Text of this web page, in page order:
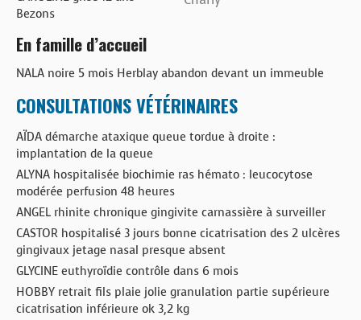
Bezons
En famille d’accueil
NALA noire 5 mois Herblay abandon devant un immeuble
CONSULTATIONS VÉTÉRINAIRES
AÏDA démarche ataxique queue tordue à droite :
implantation de la queue
ALYNA hospitalisée biochimie ras hémato : leucocytose
modérée perfusion 48 heures
ANGEL rhinite chronique gingivite carnassière à surveiller
CASTOR hospitalisé 3 jours bonne cicatrisation des 2 ulcères
gingivaux jetage nasal presque absent
GLYCINE euthyroïdie contrôle dans 6 mois
HOBBY retrait fils plaie jolie granulation partie supérieure
cicatrisation inférieure ok 3,2 kg